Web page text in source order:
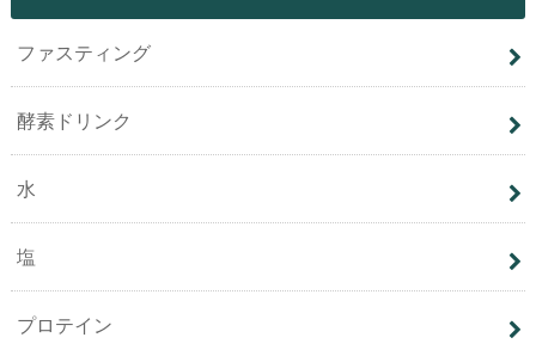
ファスティング
酵素ドリンク
水
塩
プロテイン